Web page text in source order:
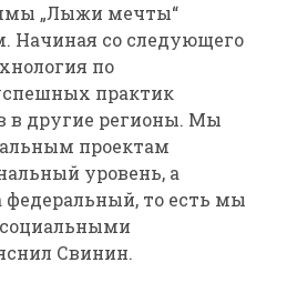
„Лыжи мечты“
Начиная со следующего
по
практик
в другие регионы. Мы
проектам
уровень, а
то есть мы
Свинин.